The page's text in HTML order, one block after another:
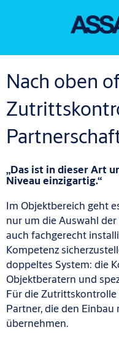
Nach oben
„Das ist in dieser Art
Niveau einzigartig.“
Im Objektbereich geht
nur um die Auswahl
auch fachgerecht
Kompetenz
doppeltes System: die
Objektberatern und
Für die Zutrittskontrolle
Partner, die den
übernehmen.